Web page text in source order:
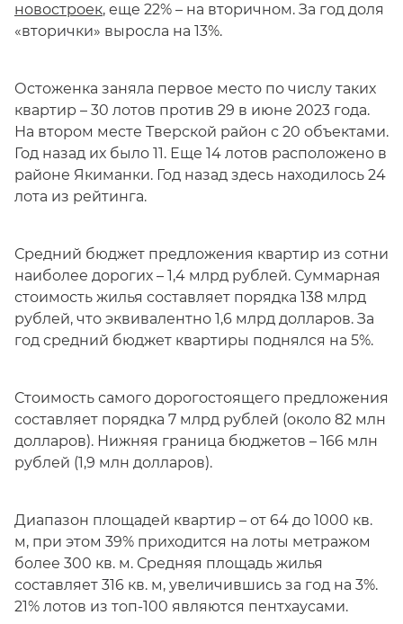
новостроек, еще 22% – на вторичном. За год доля
«вторички» выросла на 13%.
Остоженка заняла первое место по числу таких
квартир – 30 лотов против 29 в июне 2023 года.
На втором месте Тверской район с 20 объектами.
Год назад их было 11. Еще 14 лотов расположено в
районе Якиманки. Год назад здесь находилось 24
лота из рейтинга.
Средний бюджет предложения квартир из сотни
наиболее дорогих – 1,4 млрд рублей. Суммарная
стоимость жилья составляет порядка 138 млрд
рублей, что эквивалентно 1,6 млрд долларов. За
год средний бюджет квартиры поднялся на 5%.
Стоимость самого дорогостоящего предложения
составляет порядка 7 млрд рублей (около 82 млн
долларов). Нижняя граница бюджетов – 166 млн
рублей (1,9 млн долларов).
Диапазон площадей квартир – от 64 до 1000 кв.
м, при этом 39% приходится на лоты метражом
более 300 кв. м. Средняя площадь жилья
составляет 316 кв. м, увеличившись за год на 3%.
21% лотов из топ-100 являются пентхаусами.